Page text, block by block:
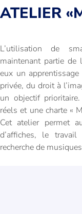
ATELIER
L’utilisation de
maintenant partie de
eux un
privée, du droit à
un objectif
réels et une charte «
Cet atelier permet
d’affiches, le
recherche de